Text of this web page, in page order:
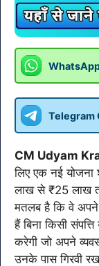
Telegram
CM Udyam
लिए एक नई
लाख से ₹25 लाख
मतलब है कि वे
हैं बिना किसी
करेगी जो अपने
उनके पास गिरवी